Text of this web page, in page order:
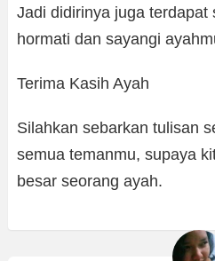
Jadi didirinya juga
hormati dan sayangi
Terima Kasih Ayah
Silahkan sebarkan tulisan
semua temanmu, supaya
besar seorang ayah.